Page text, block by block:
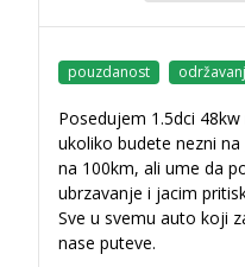
pouzdanost
Posedujem 1.5dci
ukoliko budete nezni
na 100km, ali ume da
ubrzavanje i jacim
Sve u svemu auto koji
nase puteve.